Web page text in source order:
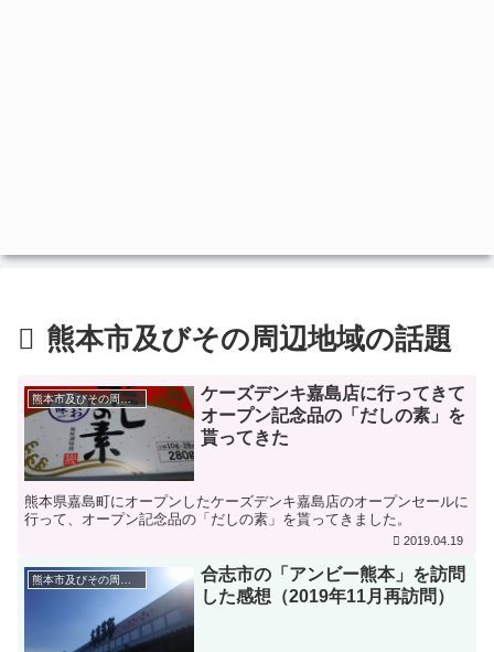
熊本市及びその周辺地域の話題
熊本市及びその周辺地域の話題
ケーズデンキ嘉島店に行ってきて
オープン記念品の「だしの素」を
貰ってきた
熊本県嘉島町にオープンしたケーズデンキ嘉島店のオープンセールに
行って、オープン記念品の「だしの素」を貰ってきました。
2019.04.19
合志市の「アンビー熊本」を訪問
した感想（2019年11月再訪問）